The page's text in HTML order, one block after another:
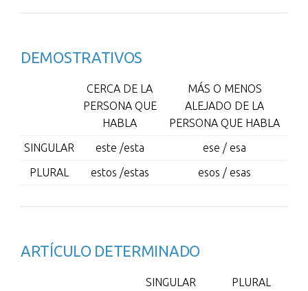
DEMOSTRATIVOS
CERCA DE LA
PERSONA QUE
HABLA
MÁS O MENOS
ALEJADO DE LA
PERSONA QUE HABLA
SINGULAR
este /esta
ese / esa
PLURAL
estos /estas esos / esas
ARTÍCULO DETERMINADO
SINGULAR
PLURAL